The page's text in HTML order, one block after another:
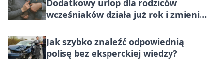
Dodatkowy urlop dla rodziców
wcześniaków działa już rok i zmienia
Jak szybko znaleźć odpowiednią
polisę bez eksperckiej wiedzy?